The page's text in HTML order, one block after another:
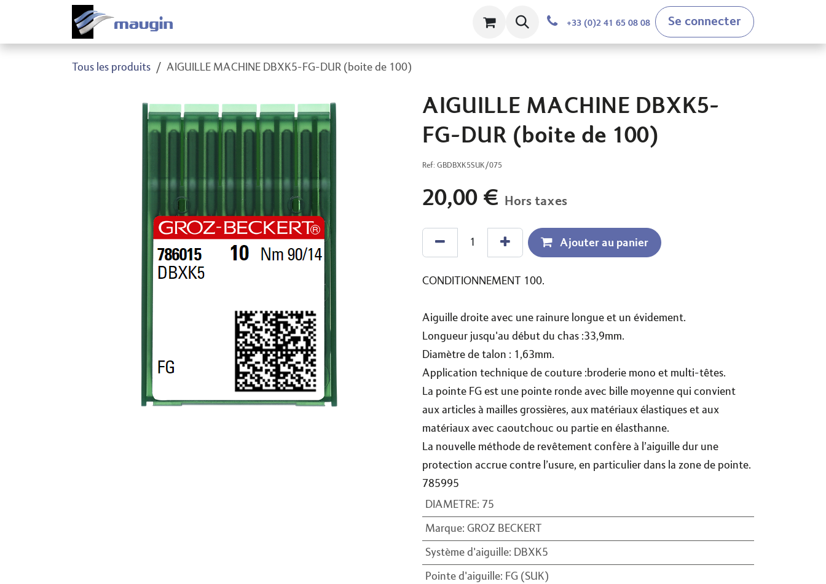
Se rendre au contenu
+33 (0)2 41 65 08 08 Se connecter
Tous les produits AIGUILLE MACHINE DBXK5-FG-DUR (boite de 100)
AIGUILLE MACHINE DBXK5-
FG-DUR (boite de 100)
Ref: GBDBXK5SUK/075
20,00 € Hors taxes
Ajouter au panier
CONDITIONNEMENT 100.
Aiguille droite avec une rainure longue et un évidement.
Longueur jusqu'au début du chas :33,9mm.
Diamètre de talon : 1,63mm.
Application technique de couture :broderie mono et multi-têtes.
La pointe FG est une pointe ronde avec bille moyenne qui convient
aux articles à mailles grossières, aux matériaux élastiques et aux
matériaux avec caoutchouc ou partie en élasthanne.
La nouvelle méthode de revêtement confère à l’aiguille dur une
protection accrue contre l’usure, en particulier dans la zone de pointe.
785995
DIAMETRE: 75
Marque: GROZ BECKERT
Système d'aiguille: DBXK5
Pointe d'aiguille: FG (SUK)